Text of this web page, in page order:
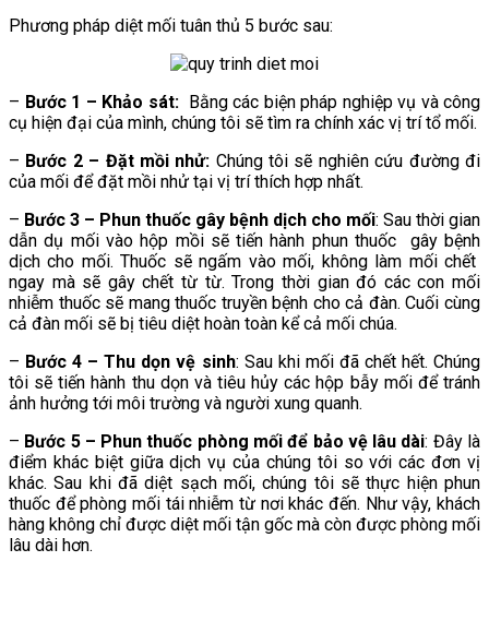
Phương pháp diệt mối tuân thủ 5 bước sau:
– Bước 1 – Khảo sát:Bằng các biện pháp nghiệp vụ và công
cụ hiện đại của mình, chúng tôi sẽ tìm ra chính xác vị trí tổ mối.
– Bước 2 – Đặt mồi nhử: Chúng tôi sẽ nghiên cứu đường đi
của mối để đặt mồi nhử tại vị trí thích hợp nhất.
– Bước 3 – Phun thuốc gây bệnh dịch cho mối: Sau thời gian
dẫn dụ mối vào hộp mồi sẽ tiến hành phun thuốc gây bệnh
dịch cho mối. Thuốc sẽ ngấm vào mối, không làm mối chết
ngay mà sẽ gây chết từ từ. Trong thời gian đó các con mối
nhiễm thuốc sẽ mang thuốc truyền bệnh cho cả đàn. Cuối cùng
cả đàn mối sẽ bị tiêu diệt hoàn toàn kể cả mối chúa.
– Bước 4 – Thu dọn vệ sinh: Sau khi mối đã chết hết. Chúng
tôi sẽ tiến hành thu dọn và tiêu hủy các hộp bẫy mối để tránh
ảnh hưởng tới môi trường và người xung quanh.
– Bước 5 – Phun thuốc phòng mối để bảo vệ lâu dài: Đây là
điểm khác biệt giữa dịch vụ của chúng tôi so với các đơn vị
khác. Sau khi đã diệt sạch mối, chúng tôi sẽ thực hiện phun
thuốc để phòng mối tái nhiễm từ nơi khác đến. Như vậy, khách
hàng không chỉ được diệt mối tận gốc mà còn được phòng mối
lâu dài hơn.